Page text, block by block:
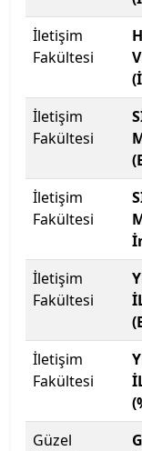
Kırklareli
Kırşehir Ahi
Kilis 7 Aralık
Kocaeli
Kocaeli
Koç
Konya Gıda
Konya
KTO Karatay
Kütahya
İletişim
Fakültesi
İletişim
Fakültesi
İletişim
Fakültesi
İletişim
Fakültesi
İletişim
Fakültesi
Güzel